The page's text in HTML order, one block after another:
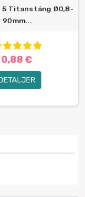
5 Titanstång Ø0,8-
90mm...
0,88 €